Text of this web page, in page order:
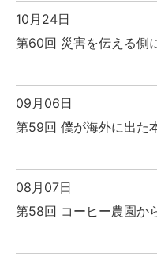
10月24日
第60回 災害を伝える側
09月06日
第59回 僕が海外に出た
08月07日
第58回 コーヒー農園か